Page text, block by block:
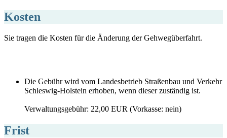
Kosten
Sie tragen die Kosten für die Änderung der Gehwegüberfahrt.
Die Gebühr wird vom Landesbetrieb Straßenbau und Verkehr
Schleswig-Holstein erhoben, wenn dieser zuständig ist.
Verwaltungsgebühr: 22,00 EUR (Vorkasse: nein)
Frist